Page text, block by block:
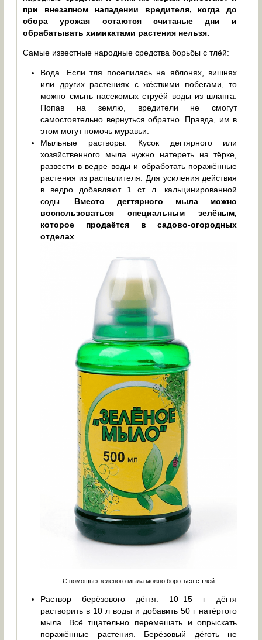
при внезапном нападении вредителя, когда до
сбора урожая остаются считаные дни и
обрабатывать химикатами растения нельзя.
Самые известные народные средства борьбы с тлёй:
Вода. Если тля поселилась на яблонях, вишнях
или других растениях с жёсткими побегами, то
можно смыть насекомых струёй воды из шланга.
Попав на землю, вредители не смогут
самостоятельно вернуться обратно. Правда, им в
этом могут помочь муравьи.
Мыльные растворы. Кусок дегтярного или
хозяйственного мыла нужно натереть на тёрке,
развести в ведре воды и обработать поражённые
растения из распылителя. Для усиления действия
в ведро добавляют 1 ст. л. кальцинированной
соды. Вместо дегтярного мыла можно
воспользоваться специальным зелёным,
которое продаётся в садово-огородных
отделах
С помощью зелёного мыла можно бороться с тлёй
Раствор берёзового дёгтя. 10–15 г дёгтя
растворить в 10 л воды и добавить 50 г натёртого
мыла. Всё тщательно перемешать и опрыскать
поражённые растения. Берёзовый дёготь не